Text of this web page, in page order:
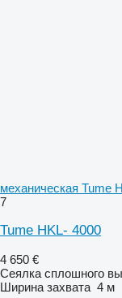
механическая Tume
7
Tume HKL- 4000
4 650 €
Сеялка сплошного
Ширина захвата 4 м